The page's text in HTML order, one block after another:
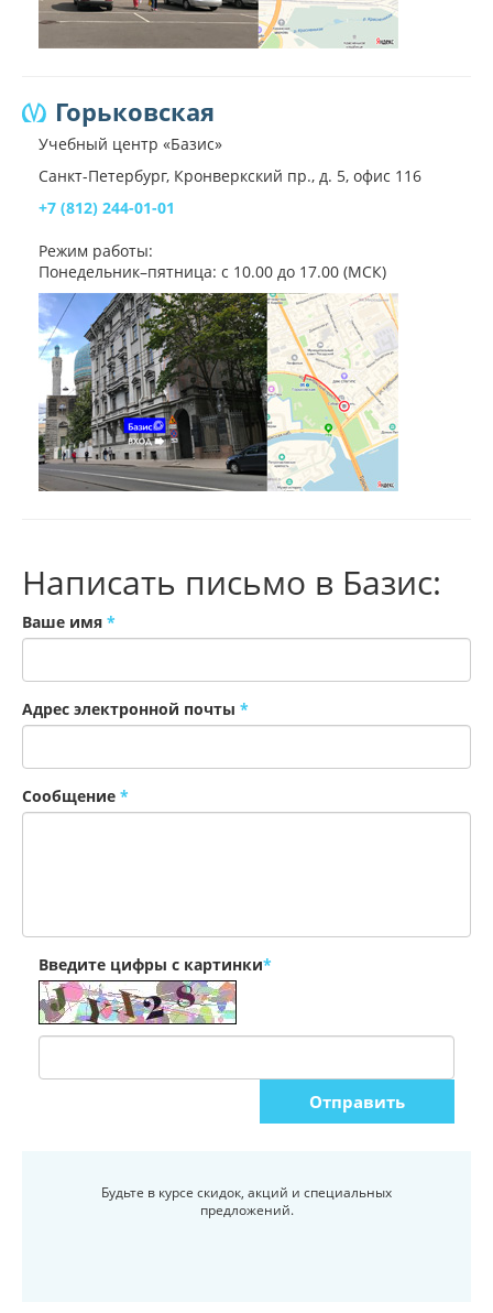
Горьковская
Учебный центр «Базис»
Санкт-Петербург, Кронверкский пр., д. 5, офис 116
+7 (812) 244-01-01
Режим работы:
Понедельник–пятница: с 10.00 до 17.00 (МСК)
Написать письмо в Базис:
Ваше имя *
Адрес электронной почты *
Сообщение *
Введите цифры с картинки*
Будьте в курсе скидок, акций и специальных
предложений.